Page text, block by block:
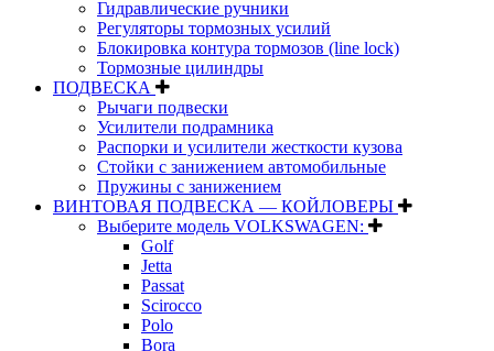
Гидравлические ручники
Регуляторы тормозных усилий
Блокировка контура тормозов (line lock)
Тормозные цилиндры
ПОДВЕСКА
Рычаги подвески
Усилители подрамника
Распорки и усилители жесткости кузова
Стойки с занижением автомобильные
Пружины с занижением
ВИНТОВАЯ ПОДВЕСКА — КОЙЛОВЕРЫ
Выберите модель VOLKSWAGEN:
Golf
Jetta
Passat
Scirocco
Polo
Bora